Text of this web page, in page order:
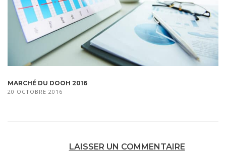
MARCHÉ DU DOOH 2016
20 OCTOBRE 2016
LAISSER UN COMMENTAIRE